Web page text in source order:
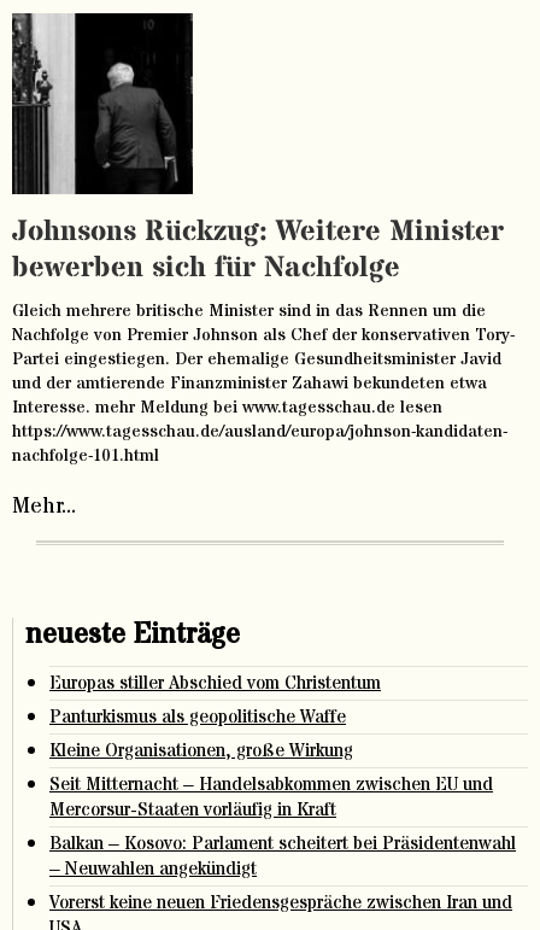
Johnsons Rückzug: Weitere Minister
bewerben sich für Nachfolge
Gleich mehrere britische Minister sind in das Rennen um die
Nachfolge von Premier Johnson als Chef der konservativen Tory-
Partei eingestiegen. Der ehemalige Gesundheitsminister Javid
und der amtierende Finanzminister Zahawi bekundeten etwa
Interesse. mehr Meldung bei www.tagesschau.de lesen
https://www.tagesschau.de/ausland/europa/johnson-kandidaten-
nachfolge-101.html
Mehr...
neueste Einträge
Europas stiller Abschied vom Christentum
Panturkismus als geopolitische Waffe
Kleine Organisationen, große Wirkung
Seit Mitternacht – Handelsabkommen zwischen EU und
Mercorsur-Staaten vorläufig in Kraft
Balkan – Kosovo: Parlament scheitert bei Präsidentenwahl
– Neuwahlen angekündigt
Vorerst keine neuen Friedensgespräche zwischen Iran und